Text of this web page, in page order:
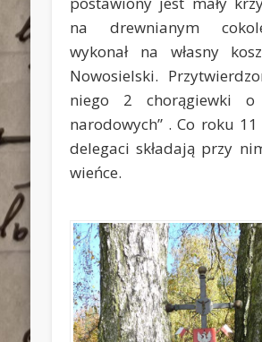
na drewnianym
wykonał na własny
Nowosielski.
niego 2 chorągiewki o
narodowych” . Co roku
delegaci składają przy
wieńce.